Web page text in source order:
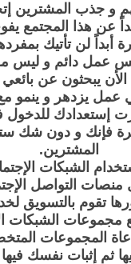
و جذب المشترين
عن هذا المجتمع
أبداً لن تأتيك
الأن يبحثون عن
يزدهر و ينمو
إستعدادك
فإنك و دون شك
المشترين.
منصات التواصل
تقوم بالتسويق
مجموعات الشبكات
المجموعات
ثم إثبات نفسك